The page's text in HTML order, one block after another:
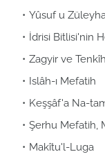
Yûsuf u
İdrisi Bitlisi'nin
Zagyir ve Tenkîh
Islâh-ı Mefatih
Keşşâf'a Na-
Şerhu Mefatih,
Makîtu'l-Luga